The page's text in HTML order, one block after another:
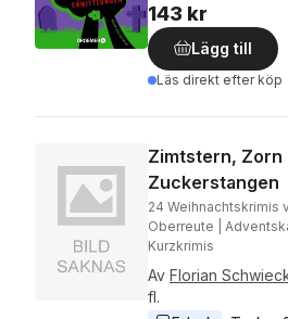
143 kr
Lägg till
Läs direkt efter köp
Zimtstern, Zorn
Zuckerstangen
24 Weihnachtskrimis
Oberreute |
Kurzkrimis
Av Florian
fl.